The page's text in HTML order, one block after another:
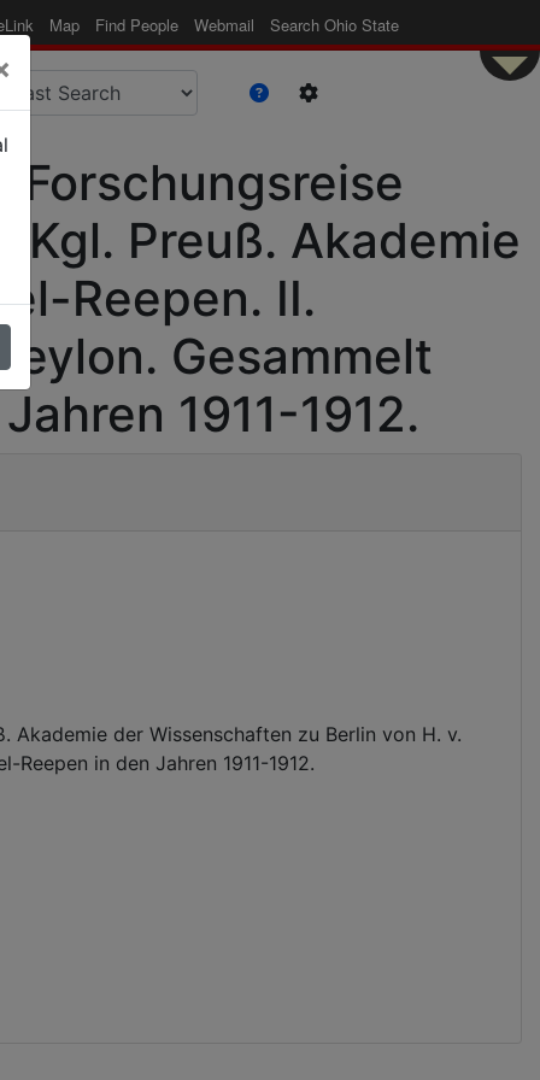
Map Find People Webmail Search Ohio State
Preuß. Akademie
Reepen. II.
Gesammelt
1911-1912.
Akademie der Wissenschaften zu Berlin von H. v.
in den Jahren 1911-1912.